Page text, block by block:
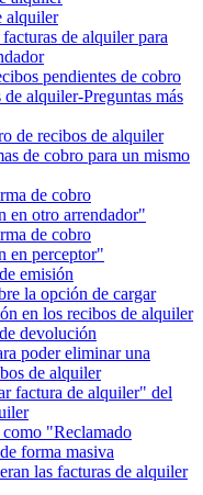
alquiler
de alquiler para
pendientes de cobro
alquiler‎-‎Preguntas más
de recibos de alquiler
de cobro para un mismo
de cobro
en otro arrendador"
de cobro
en perceptor"
emisión
la opción de cargar
en los recibos de alquiler
devolución
poder eliminar una
de alquiler
factura de alquiler" del
"Reclamado
forma masiva
las facturas de alquiler